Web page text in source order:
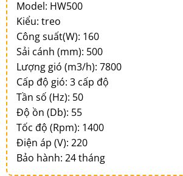
Model: HW500
Kiểu: treo
Công suất(W): 160
Sải cánh (mm): 500
Lượng gió (m3/h): 7800
Cấp độ gió: 3 cấp độ
Tần số (Hz): 50
Độ ồn (Db): 55
Tốc độ (Rpm): 1400
Điện áp (V): 220
Bảo hành: 24 tháng